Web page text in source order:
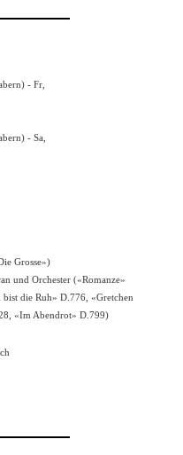
- Fr,
- Sa,
Grosse»)
und Orchester («Romanze»
die Ruh» D.776, «Gretchen
«Im Abendrot» D.799)